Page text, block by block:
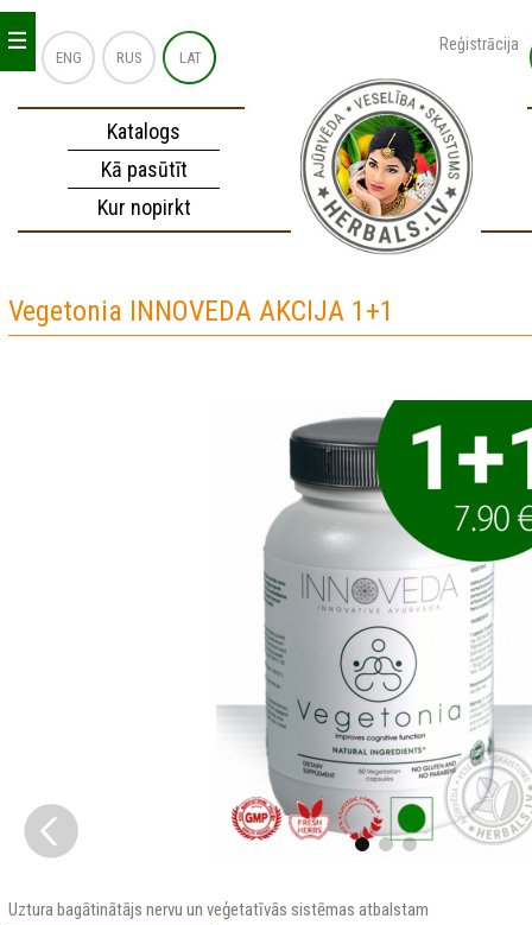
ENG RUS LAT
Reģistrācija
Katalogs
Kā pasūtīt
Kur nopirkt
_
_
_
Vegetonia INNOVEDA AKCIJA 1+1
Uztura bagātinātājs nervu un veģetatīvās sistēmas atbalstam